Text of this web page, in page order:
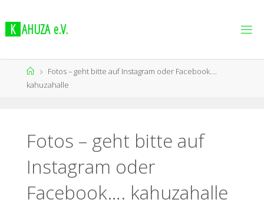
K AHUZA e.V.
Fotos – geht bitte auf Instagram oder Facebook….
kahuzahalle
Fotos – geht bitte auf
Instagram oder
Facebook…. kahuzahalle